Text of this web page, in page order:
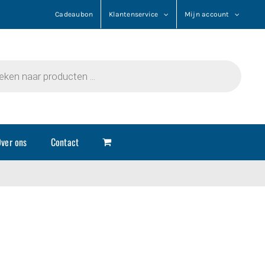
Cadeaubon Klantenservice Mijn account
ons Contact